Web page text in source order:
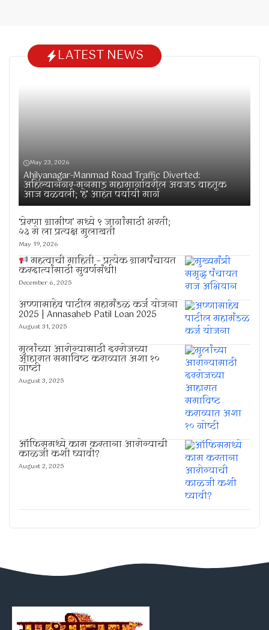
LATEST NEWS
May 23, 2026
Ahilyanagar-Manmad Road Traffic Diverted:
अहिल्यानगर-मनमाड महामार्गावरील अवजड वाहतूक
आज वळवली; ‘हे’ आहेत पर्यायी मार्ग
‘प्रेरणा ग्रामीण’ मध्ये ९ जागांसाठी भरती;
२३ मे ला प्रत्यक्ष मुलाखती
May 19, 2026
महत्वाची माहिती – प्रत्येक ग्रामपंचायत
करदात्यांसाठी सुवर्णसंधी!
December 6, 2025
अण्णासाहेब पाटील महामंडळ कर्ज योजना
2025 | Annasaheb Patil Loan 2025
August 31, 2025
मुलांच्या आरोग्यासाठी दररोजच्या
आहारात समाविष्ट कराव्यात अशा १०
गोष्टी
August 3, 2025
ऑफिसमध्ये काम करताना आरोग्याची
काळजी कशी घ्यावी?
August 2, 2025